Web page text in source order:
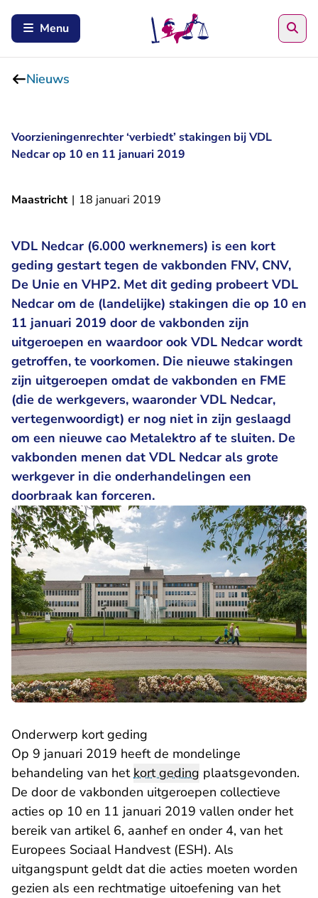
Menu
Nieuws
Voorzieningenrechter ‘verbiedt’ stakingen bij VDL
Nedcar op 10 en 11 januari 2019
Maastricht | 18 januari 2019
VDL Nedcar (6.000 werknemers) is een kort
geding gestart tegen de vakbonden FNV, CNV,
De Unie en VHP2. Met dit geding probeert VDL
Nedcar om de (landelijke) stakingen die op 10 en
11 januari 2019 door de vakbonden zijn
uitgeroepen en waardoor ook VDL Nedcar wordt
getroffen, te voorkomen. Die nieuwe stakingen
zijn uitgeroepen omdat de vakbonden en FME
(die de werkgevers, waaronder VDL Nedcar,
vertegenwoordigt) er nog niet in zijn geslaagd
om een nieuwe cao Metalektro af te sluiten. De
vakbonden menen dat VDL Nedcar als grote
werkgever in die onderhandelingen een
doorbraak kan forceren.
Onderwerp kort geding
Op 9 januari 2019 heeft de mondelinge
behandeling van hetkort geding plaatsgevonden.
De door de vakbonden uitgeroepen collectieve
acties op 10 en 11 januari 2019 vallen onder het
bereik van artikel 6, aanhef en onder 4, van het
Europees Sociaal Handvest (ESH). Als
uitgangspunt geldt dat die acties moeten worden
gezien als een rechtmatige uitoefening van het